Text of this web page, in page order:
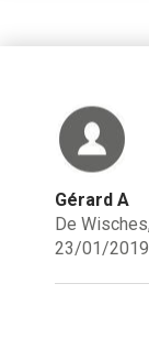
Gérard A
De
23/01/2019